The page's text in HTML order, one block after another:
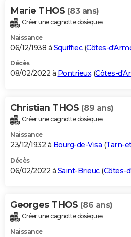
Marie THOS (83 ans)
Créer une cagnotte obsèques
Naissance
06/12/1938 à Squiffiec(Côtes-
Décès
08/02/2022 à Pontrieux(Côtes-
Christian THOS (89 ans)
Créer une cagnotte obsèques
Naissance
23/12/1932 à Bourg-de-Visa (Tarn-
Décès
06/02/2022 à Saint-Brieuc(Côtes-
Georges THOS (86 ans)
Créer une cagnotte obsèques
Naissance